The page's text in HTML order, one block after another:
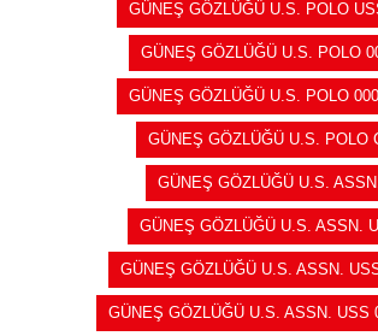
GÜNEŞ GÖZLÜĞÜ U.S. POLO
GÜNEŞ GÖZLÜĞÜ U.S. POLO
GÜNEŞ GÖZLÜĞÜ U.S. POLO
GÜNEŞ GÖZLÜĞÜ U.S. POLO
GÜNEŞ GÖZLÜĞÜ U.S.
GÜNEŞ GÖZLÜĞÜ U.S. ASSN.
GÜNEŞ GÖZLÜĞÜ U.S. ASSN.
GÜNEŞ GÖZLÜĞÜ U.S. ASSN. USS